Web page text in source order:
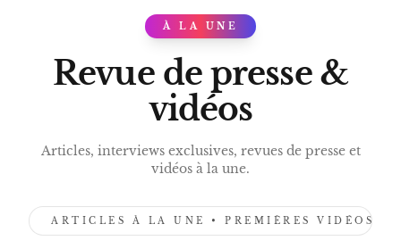
PRESS
À LA UNE
Revue de presse &
vidéos
Articles, interviews exclusives, revues de presse et
vidéos à la une.
ARTICLES À LA UNE • PREMIÈRES VIDÉOS •